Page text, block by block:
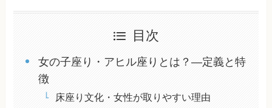
目次
女の子座り・アヒル座りとは？―定義と特
徴
床座り文化・女性が取りやすい理由